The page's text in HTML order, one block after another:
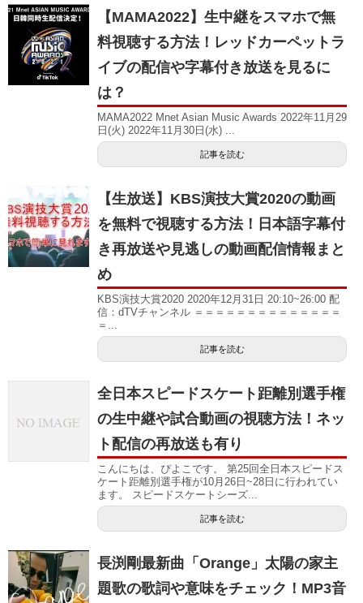
【MAMA2022】生中継をスマホで無
料視聴する方法！レッドカーペットラ
イブの配信や字幕付き放送を見るに
は？
MAMA2022 Mnet Asian Music Awards 2022年11月29
日(火) 2022年11月30日(水) ...
記事を読む
【生放送】KBS演技大賞2020の動画
を無料で視聴する方法！日本語字幕付
き再放送や見逃しの動画配信情報まと
め
KBS演技大賞2020 2020年12月31日 20:10~26:00 配
信：dTVチャンネル ＝＝＝＝＝＝＝＝＝＝＝＝＝＝
＝...
記事を読む
全日本スピードスケート距離別選手権
の生中継や試合動画の視聴方法！ネッ
ト配信の再放送も有り
こんにちは、ぴよこです。 第25回全日本スピードス
ケート距離別選手権が10月26日~28日に行われてい
ます。 スピードスケートシーズ...
記事を読む
長渕剛最新曲「Orange」太陽の家主
題歌の歌詞や意味をチェック！MP3音